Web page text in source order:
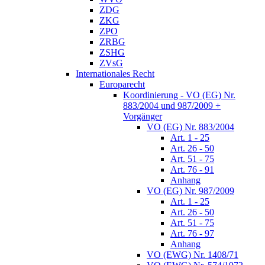
ZDG
ZKG
ZPO
ZRBG
ZSHG
ZVsG
Internationales Recht
Europarecht
Koordinierung - VO (EG) Nr.
883/2004 und 987/2009 +
Vorgänger
VO (EG) Nr. 883/2004
Art. 1 - 25
Art. 26 - 50
Art. 51 - 75
Art. 76 - 91
Anhang
VO (EG) Nr. 987/2009
Art. 1 - 25
Art. 26 - 50
Art. 51 - 75
Art. 76 - 97
Anhang
VO (EWG) Nr. 1408/71